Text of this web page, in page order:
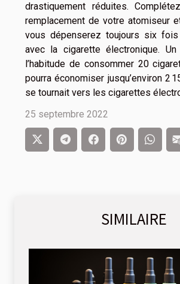
drastiquement réduites.
remplacement de votre atomiseur
vous dépenserez toujours six
avec la cigarette électronique.
l’habitude de consommer 20
pourra économiser jusqu’environ 2
se tournait vers les cigarettes
25 septembre 2022
SIMILAIRE